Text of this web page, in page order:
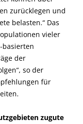
zurücklegen und
belasten.“ Das
vieler
basierten
der
so der
für
zugute